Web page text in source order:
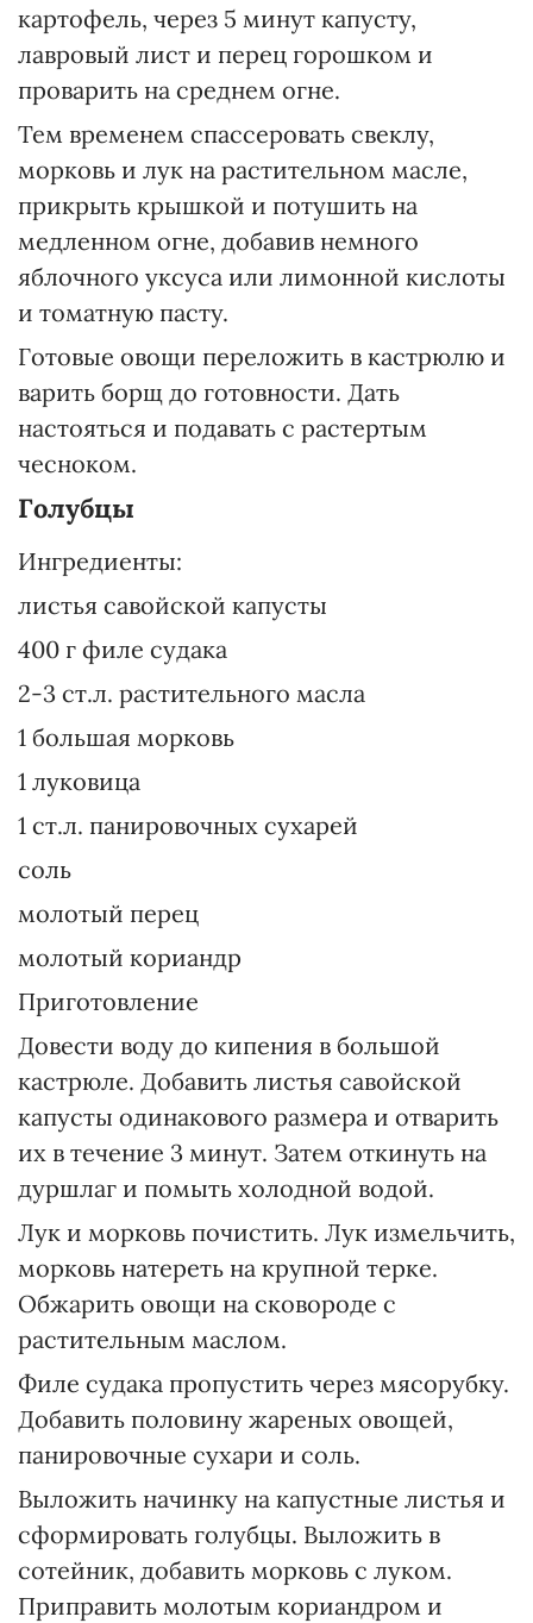
картофель, через 5 минут капусту,
лавровый лист и перец горошком и
проварить на среднем огне.
Тем временем спассеровать свеклу,
морковь и лук на растительном масле,
прикрыть крышкой и потушить на
медленном огне, добавив немного
яблочного уксуса или лимонной кислоты
и томатную пасту.
Готовые овощи переложить в кастрюлю и
варить борщ до готовности. Дать
настояться и подавать с растертым
чесноком.
Голубцы
Ингредиенты:
листья савойской капусты
400 г филе судака
2-3 ст.л. растительного масла
1 большая морковь
1 луковица
1 ст.л. панировочных сухарей
соль
молотый перец
молотый кориандр
Приготовление
Довести воду до кипения в большой
кастрюле. Добавить листья савойской
капусты одинакового размера и отварить
их в течение 3 минут. Затем откинуть на
дуршлаг и помыть холодной водой.
Лук и морковь почистить. Лук измельчить,
морковь натереть на крупной терке.
Обжарить овощи на сковороде с
растительным маслом.
Филе судака пропустить через мясорубку.
Добавить половину жареных овощей,
панировочные сухари и соль.
Выложить начинку на капустные листья и
сформировать голубцы. Выложить в
сотейник, добавить морковь с луком.
Приправить молотым кориандром и